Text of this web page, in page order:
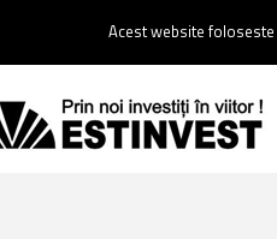
0237 238 900 |Email :
Acest website